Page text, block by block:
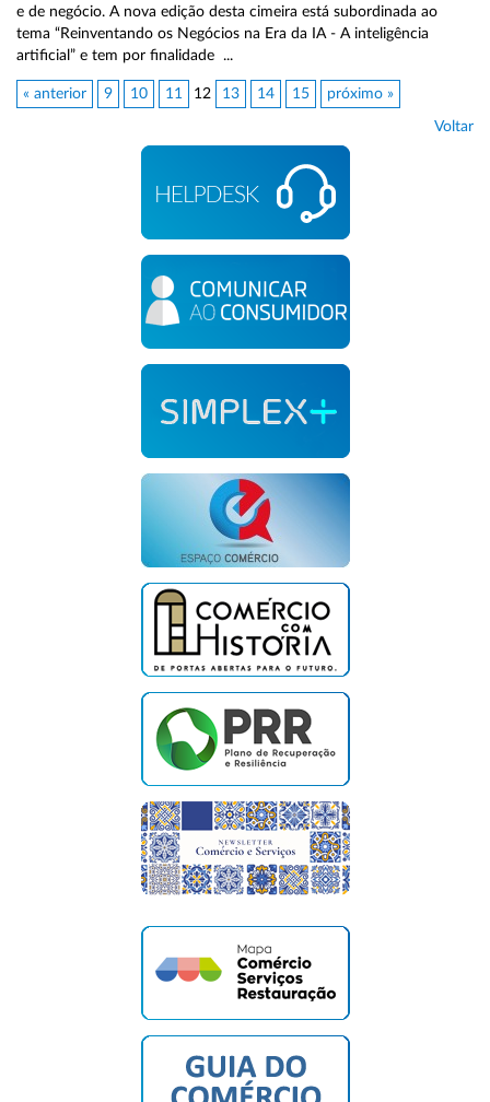
e de negócio. A nova edição desta cimeira está subordinada ao
tema “Reinventando os Negócios na Era da IA - A inteligência
artificial” e tem por finalidade ...
« anterior 9 10 11 12 13 14 15 próximo »
Voltar